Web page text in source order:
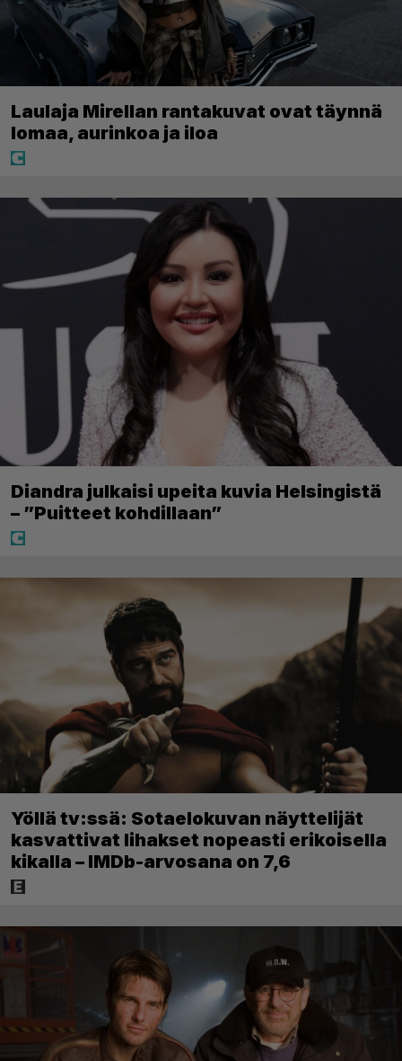
Laulaja Mirellan rantakuvat ovat täynnä
lomaa, aurinkoa ja iloa
Diandra julkaisi upeita kuvia Helsingistä
– ”Puitteet kohdillaan”
Yöllä tv:ssä: Sotaelokuvan näyttelijät
kasvattivat lihakset nopeasti erikoisella
kikalla – IMDb-arvosana on 7,6